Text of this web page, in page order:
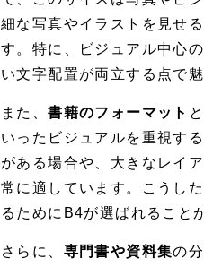
細な写真やイラストを見せ
す。特に、ビジュアル中心
い文字配置が両立する点で魅
また、書籍のフォーマット
いったビジュアルを重視す
がある場合や、大きなレイ
常に適しています。こうし
るためにB4が選ばれること
さらに、 専門書や資料集の